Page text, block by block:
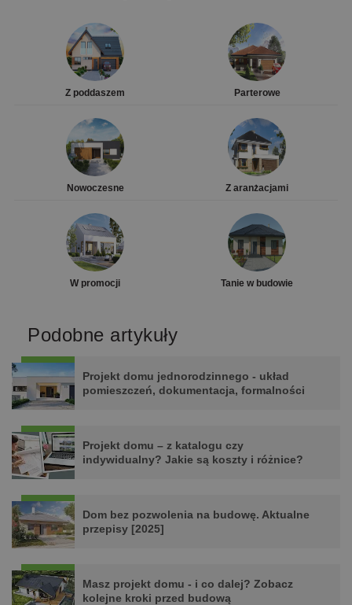
Z poddaszem Parterowe
Nowoczesne Z aranżacjami
W promocji Tanie w budowie
Podobne artykuły
Projekt domu jednorodzinnego - układ
pomieszczeń, dokumentacja, formalności
Projekt domu – z katalogu czy
indywidualny? Jakie są koszty i różnice?
Dom bez pozwolenia na budowę. Aktualne
przepisy [2025]
Masz projekt domu - i co dalej? Zobacz
kolejne kroki przed budową